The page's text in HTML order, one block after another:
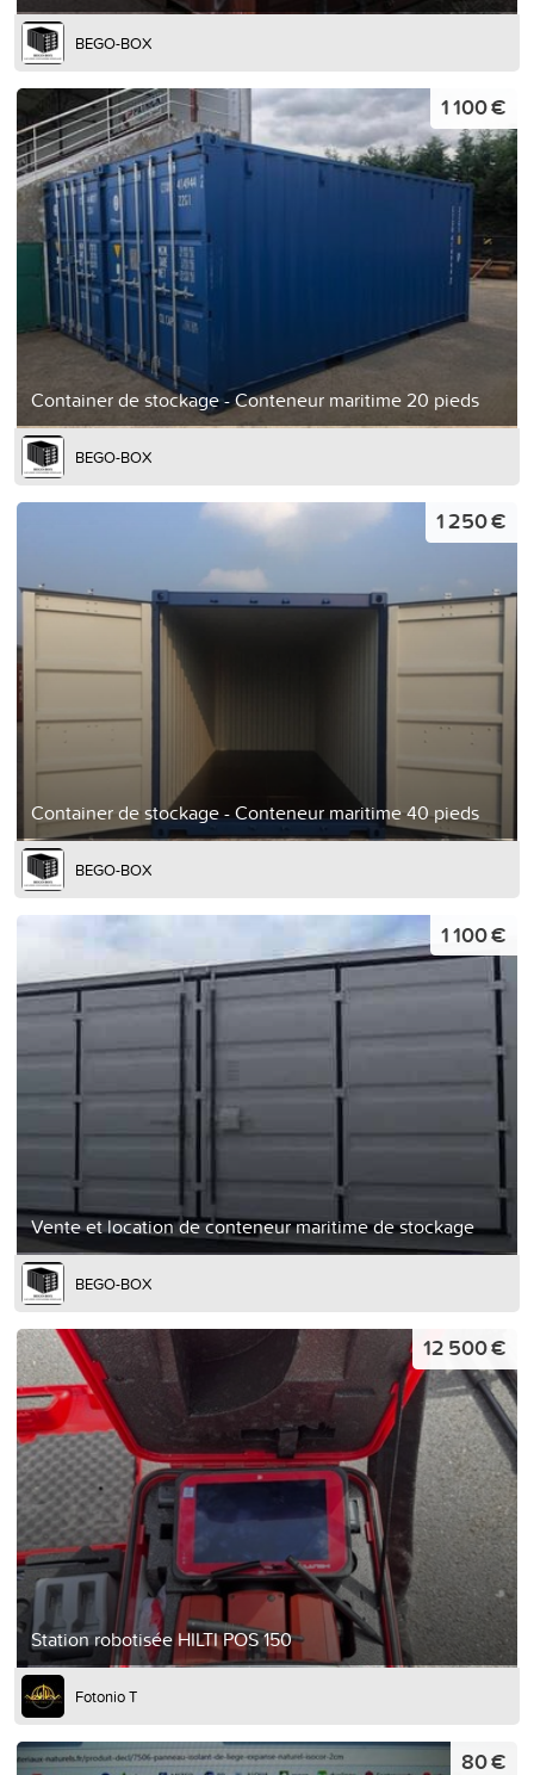
BEGO-BOX
Container de stockage - Conteneur maritime 20 pieds
1 100 €
BEGO-BOX
Container de stockage - Conteneur maritime 40 pieds
1 250 €
BEGO-BOX
Vente et location de conteneur maritime de stockage
1 100 €
BEGO-BOX
Station robotisée HILTI POS 150
12 500 €
Fotonio T
80 €